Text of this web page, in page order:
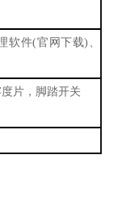
软件(官网下载)
片，脚踏开关